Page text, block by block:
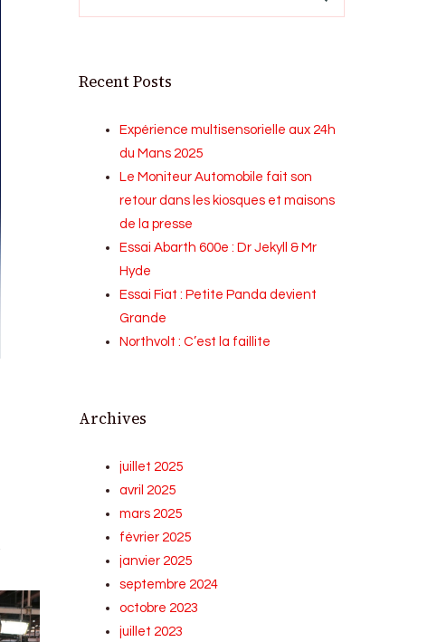
Recent Posts
Expérience multisensorielle aux 24h
du Mans 2025
Le Moniteur Automobile fait son
retour dans les kiosques et maisons
de la presse
Essai Abarth 600e : Dr Jekyll & Mr
Hyde
Essai Fiat : Petite Panda devient
Grande
Northvolt : C’est la faillite
Archives
juillet 2025
avril 2025
mars 2025
février 2025
janvier 2025
septembre 2024
octobre 2023
juillet 2023